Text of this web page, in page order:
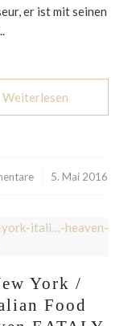
er ist mit seinen
Weiterlesen
5. Mai 2016
York /
Food